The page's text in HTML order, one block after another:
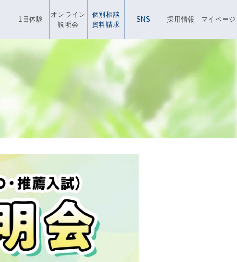
1日体験
オンライン
説明会
個別相談
資料請求
SNS 採用情報 マイページ